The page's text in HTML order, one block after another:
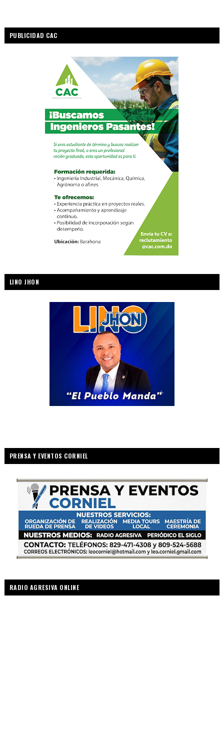
PUBLICIDAD CAC
LINO JHON
PRENSA Y EVENTOS CORNIEL
RADIO AGRESIVA ONLINE